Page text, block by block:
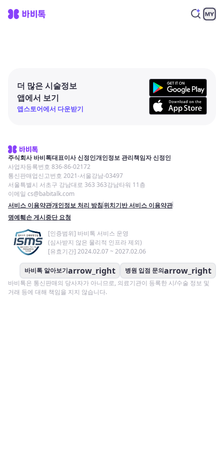
더 많은 시술정보
앱에서 보기
앱스토어에서 다운받기
주식회사 바비톡대표이사 신정인개인정보 관리책임자 신정인
사업자등록번호 836-86-02172
통신판매업신고번호 2021-서울강남-03497
서울특별시 서초구 강남대로 363 363강남타워 11층
이메일 cs@babitalk.com
서비스 이용약관개인정보 처리 방침위치기반 서비스 이용약관
명예훼손 게시중단 요청
[인증범위] 바비톡 서비스 운영
(심사받지 않은 물리적 인프라 제외)
[유효기간] 2024.02.07 ~ 2027.02.06
바비톡 알아보기arrow_right 병원 입점 문의arrow_right
바비톡은 통신판매의 당사자가 아니므로, 의료기관이 등록한 시/수술 정보 및
거래 등에 대해 책임을 지지 않습니다.